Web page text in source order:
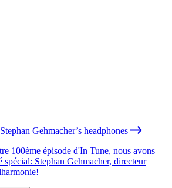
Gehmacher’s headphones
100ème épisode d'In Tune, nous avons
Stephan Gehmacher, directeur